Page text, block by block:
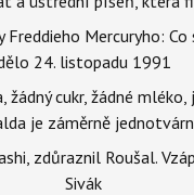
Freddieho Mercuryho: Co
24. listopadu 1991
žádný cukr, žádné
je záměrně
zdůraznil Roušal.
Sivák